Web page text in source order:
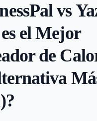
vs
el Mejor
de